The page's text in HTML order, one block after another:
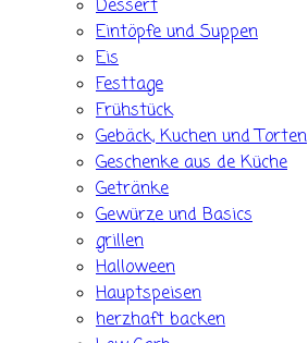
Dessert
Eintöpfe und Suppen
Eis
Festtage
Frühstück
Gebäck, Kuchen und Torten
Geschenke aus de Küche
Getränke
Gewürze und Basics
grillen
Halloween
Hauptspeisen
herzhaft backen